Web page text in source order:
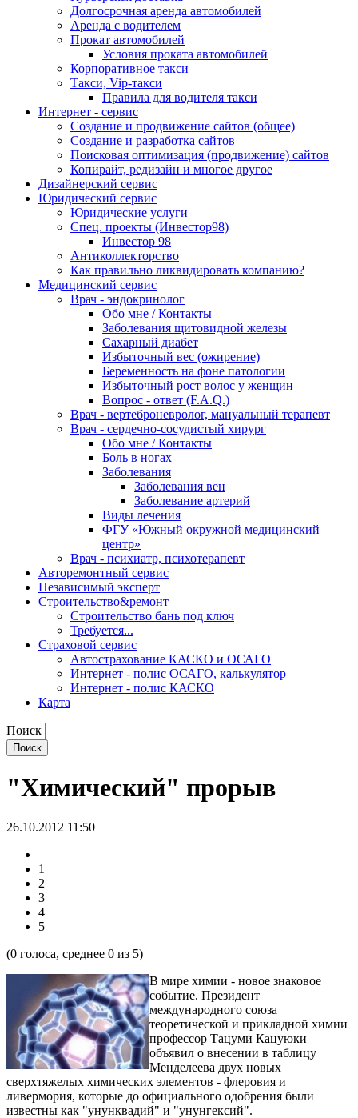
Долгосрочная аренда автомобилей
Аренда с водителем
Прокат автомобилей
Условия проката автомобилей
Корпоративное такси
Такси, Vip-такси
Правила для водителя такси
Интернет - сервис
Создание и продвижение сайтов (общее)
Создание и разработка сайтов
Поисковая оптимизация (продвижение) сайтов
Копирайт, редизайн и многое другое
Дизайнерский сервис
Юридический сервис
Юридические услуги
Спец. проекты (Инвестор98)
Инвестор 98
Антиколлекторство
Как правильно ликвидировать компанию?
Медицинский сервис
Врач - эндокринолог
Обо мне / Контакты
Заболевания щитовидной железы
Сахарный диабет
Избыточный вес (ожирение)
Беременность на фоне патологии
Избыточный рост волос у женщин
Вопрос - ответ (F.A.Q.)
Врач - вертеброневролог, мануальный терапевт
Врач - сердечно-сосудистый хирург
Обо мне / Контакты
Боль в ногах
Заболевания
Заболевания вен
Заболевание артерий
Виды лечения
ФГУ «Южный окружной медицинский
центр»
Врач - психиатр, психотерапевт
Авторемонтный сервис
Независимый эксперт
Строительство&ремонт
Строительство бань под ключ
Требуется...
Страховой сервис
Автострахование КАСКО и ОСАГО
Интернет - полис ОСАГО, калькулятор
Интернет - полис КАСКО
Карта
Поиск
"Химический" прорыв
26.10.2012 11:50
1
2
3
4
5
(0 голоса, среднее 0 из 5)
В мире химии - новое знаковое
событие. Президент
международного союза
теоретической и прикладной химии
профессор Тацуми Кацуюки
объявил о внесении в таблицу
Менделеева двух новых
сверхтяжелых химических элементов - флеровия и
ливермория, которые до официального одобрения были
известны как "унунквадий" и "унунгексий".